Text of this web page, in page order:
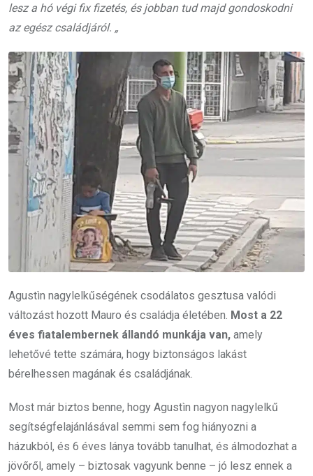
lesz a hó végi fix fizetés, és jobban tud majd gondoskodni
az egész családjáról. „
Agustìn nagylelkűségének csodálatos gesztusa valódi
változást hozott Mauro és családja életében. Most a 22
éves fiatalembernek állandó munkája van, amely
lehetővé tette számára, hogy biztonságos lakást
bérelhessen magának és családjának.
Most már biztos benne, hogy Agustìn nagyon nagylelkű
segítségfelajánlásával semmi sem fog hiányozni a
házukból, és 6 éves lánya tovább tanulhat, és álmodozhat a
jövőről, amely – biztosak vagyunk benne – jó lesz ennek a